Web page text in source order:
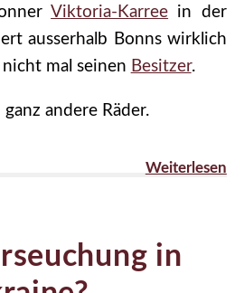
Viktoria-Karree in der
ausserhalb Bonns wirklich
mal seinen Besitzer.
andere Räder.
Weiterlesen
in